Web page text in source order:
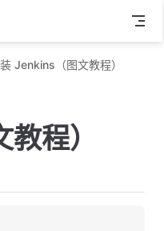
Jenkins（图文教程）
程）